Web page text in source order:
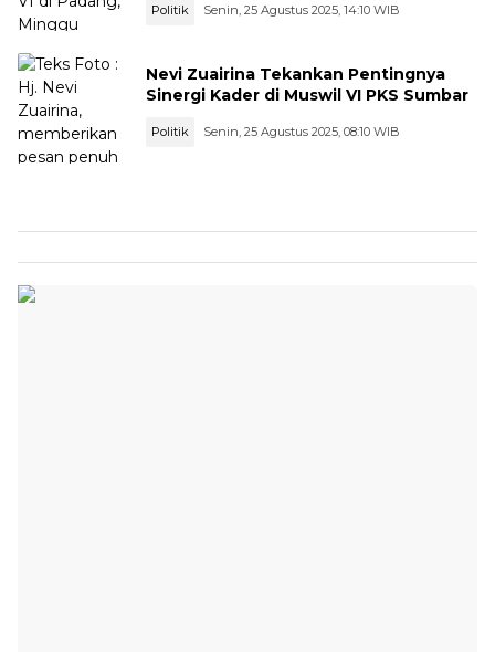
Politik Senin, 25 Agustus 2025, 14:10 WIB
Nevi Zuairina Tekankan Pentingnya
Sinergi Kader di Muswil VI PKS Sumbar
Politik Senin, 25 Agustus 2025, 08:10 WIB